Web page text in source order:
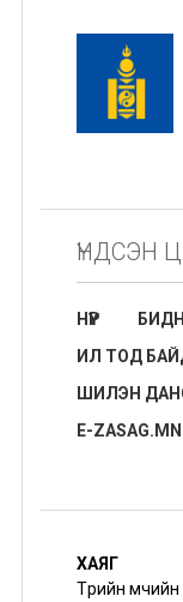
ҮНДСЭН
НҮҮР
ИЛ ТОД
ШИЛЭН
E-ZASAG.MN
ХАЯГ
Төрийн